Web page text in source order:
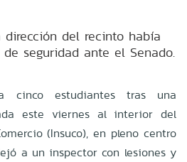
dirección del recinto había
seguridad ante el Senado.
cinco estudiantes tras una
este viernes al interior del
(Insuco), en pleno centro
a un inspector con lesiones y